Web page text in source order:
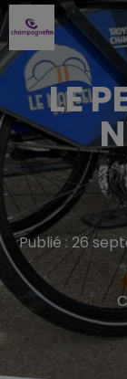
LE
Publié : 26